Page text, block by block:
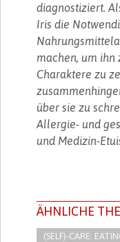
diagnostiziert.
Iris die
machen, um ihn
Charaktere zu
über sie zu
Allergie- und
und Medizin-
ÄHNLICHE
(SELF)-CARE: